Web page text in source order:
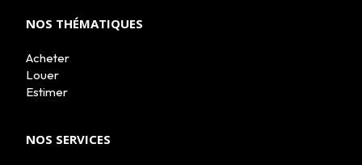
NOS THÉMATIQUES
Acheter
Louer
Estimer
NOS SERVICES